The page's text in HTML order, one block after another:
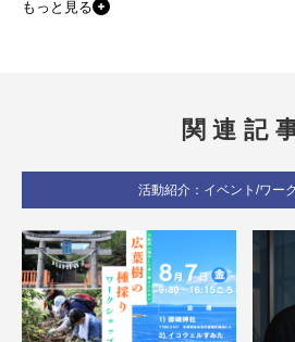
もっと見る
関連記
活動紹介：イベント/ワー